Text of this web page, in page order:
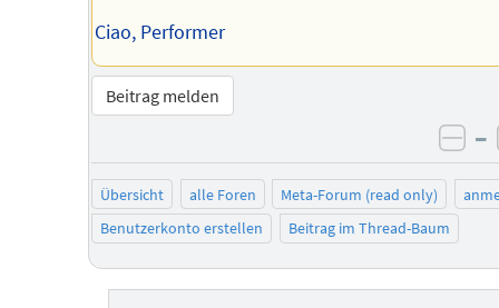
Ciao, Performer
Beitrag melden
–
Übersicht alle Foren Meta-Forum (read only)
Benutzerkonto erstellen
Beitrag im Thread-Baum